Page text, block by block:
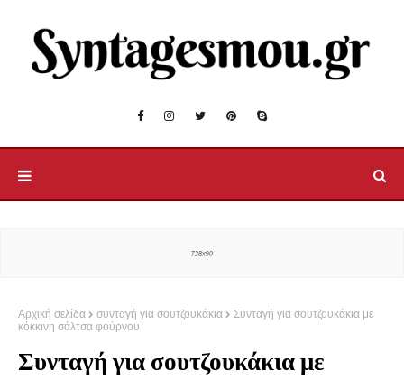
Αρχική σελίδα συνταγή για σουτζουκάκια
Συνταγή για σουτζουκάκια με
κόκκινη σάλτσα φούρνου
Συνταγή για σουτζουκάκια με